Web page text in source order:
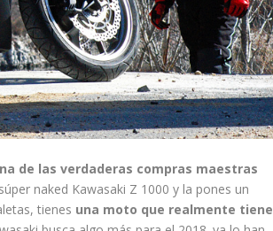
de las verdaderas compras maestras
naked Kawasaki Z 1000 y la pones un
tienes una moto que realmente tiene